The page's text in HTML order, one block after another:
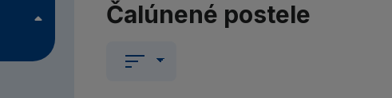
Čalúnené postele